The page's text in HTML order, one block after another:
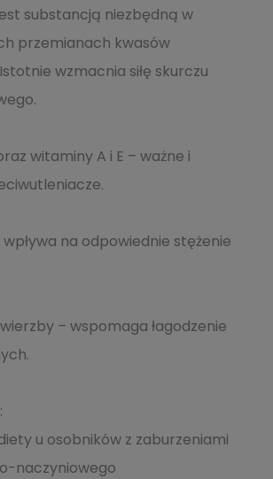
substancją niezbędną w
przemianach kwasów
wzmacnia siłę skurczu
witaminy A i E – ważne i
na odpowiednie stężenie
– wspomaga łagodzenie
u osobników z zaburzeniami
naczyniowego